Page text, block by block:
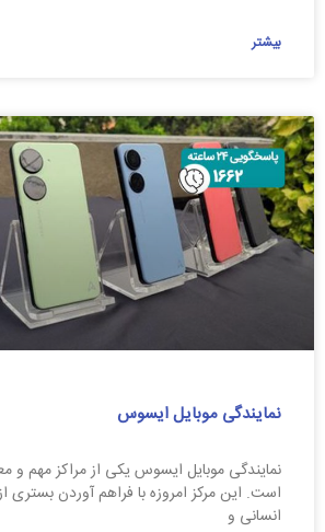
بیشتر
نمایندگی موبایل ایسوس
نمایندگی موبایل ایسوس یکی از مراکز مهم و
است. این مرکز امروزه با فراهم آوردن بستری از
انسانی و